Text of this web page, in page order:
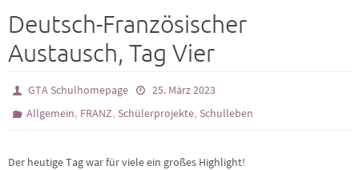
Deutsch-Französischer
Austausch, Tag Vier
GTA Schulhomepage
25. März 2023
Allgemein, FRANZ, Schülerprojekte, Schulleben
Der heutige Tag war für viele ein großes Highlight!